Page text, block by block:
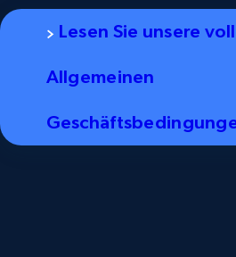
Lesen Sie unsere
Allgemeinen